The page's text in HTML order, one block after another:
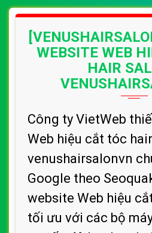
WEBSITE WEB
HAIR
Công ty VietWeb
Web hiệu cắt tóc
venushairsalonvn
Google theo
website Web hiệu
tối ưu với các bộ